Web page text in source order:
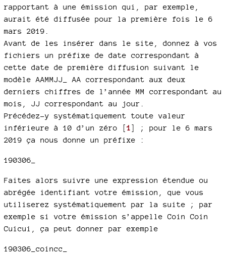
rapportant à une émission qui, par exemple,
aurait été diffusée pour la première fois le 6
mars 2019.
Avant de les insérer dans le site, donnez à vos
fichiers un préfixe de date correspondant à
cette date de première diffusion suivant le
modèle AAMMJJ_ AA correspondant aux deux
derniers chiffres de l’année MM correspondant au
mois, JJ correspondant au jour.
Précédez-y systématiquement toute valeur
inférieure à 10 d’un zéro
1
; pour le 6 mars
2019 ça nous donne un préfixe :
190306_
Faites alors suivre une expression étendue ou
abrégée identifiant votre émission, que vous
utiliserez systématiquement par la suite ; par
exemple si votre émission s’appelle Coin Coin
Cuicui, ça peut donner par exemple
190306_coincc_